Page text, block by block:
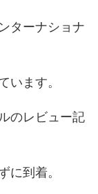
ターナショナ
います。
のレビュー記
に到着。